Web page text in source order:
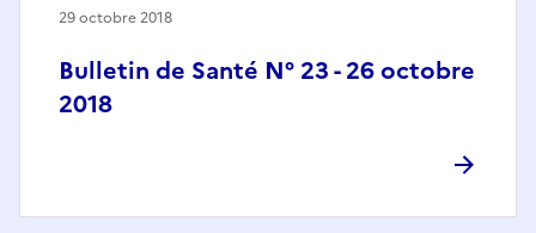
Bulletin de Santé N° 23 - 26 octobre
2018
29 octobre 2018